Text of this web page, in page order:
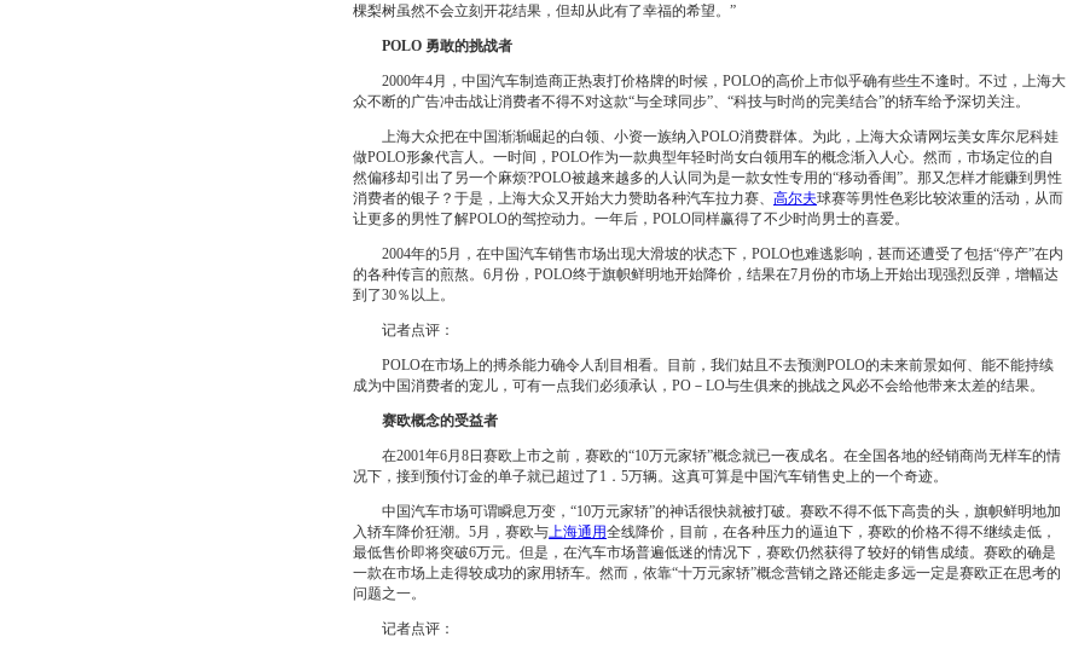
棵梨树虽然不会立刻开花结果，但却从此有了幸福的希望。”
POLO 勇敢的挑战者
2000年4月，中国汽车制造商正热衷打价格牌的时候，POLO的高价上市似乎确有些生不逢时。不过，上海大
众不断的广告冲击战让消费者不得不对这款“与全球同步”、“科技与时尚的完美结合”的轿车给予深切关注。
上海大众把在中国渐渐崛起的白领、小资一族纳入POLO消费群体。为此，上海大众请网坛美女库尔尼科娃
做POLO形象代言人。一时间，POLO作为一款典型年轻时尚女白领用车的概念渐入人心。然而，市场定位的自
然偏移却引出了另一个麻烦?POLO被越来越多的人认同为是一款女性专用的“移动香闺”。那又怎样才能赚到男性
消费者的银子？于是，上海大众又开始大力赞助各种汽车拉力赛、 高尔夫球赛等男性色彩比较浓重的活动，从而
让更多的男性了解POLO的驾控动力。一年后，POLO同样赢得了不少时尚男士的喜爱。
2004年的5月，在中国汽车销售市场出现大滑坡的状态下，POLO也难逃影响，甚而还遭受了包括“停产”在内
的各种传言的煎熬。6月份，POLO终于旗帜鲜明地开始降价，结果在7月份的市场上开始出现强烈反弹，增幅达
到了30％以上。
记者点评：
POLO在市场上的搏杀能力确令人刮目相看。目前，我们姑且不去预测POLO的未来前景如何、能不能持续
成为中国消费者的宠儿，可有一点我们必须承认，PO－LO与生俱来的挑战之风必不会给他带来太差的结果。
赛欧概念的受益者
在2001年6月8日赛欧上市之前，赛欧的“10万元家轿”概念就已一夜成名。在全国各地的经销商尚无样车的情
况下，接到预付订金的单子就已超过了1．5万辆。这真可算是中国汽车销售史上的一个奇迹。
中国汽车市场可谓瞬息万变，“10万元家轿”的神话很快就被打破。赛欧不得不低下高贵的头，旗帜鲜明地加
入轿车降价狂潮。5月，赛欧与上海通用全线降价，目前，在各种压力的逼迫下，赛欧的价格不得不继续走低，
最低售价即将突破6万元。但是，在汽车市场普遍低迷的情况下，赛欧仍然获得了较好的销售成绩。赛欧的确是
一款在市场上走得较成功的家用轿车。然而，依靠“十万元家轿”概念营销之路还能走多远一定是赛欧正在思考的
问题之一。
记者点评：